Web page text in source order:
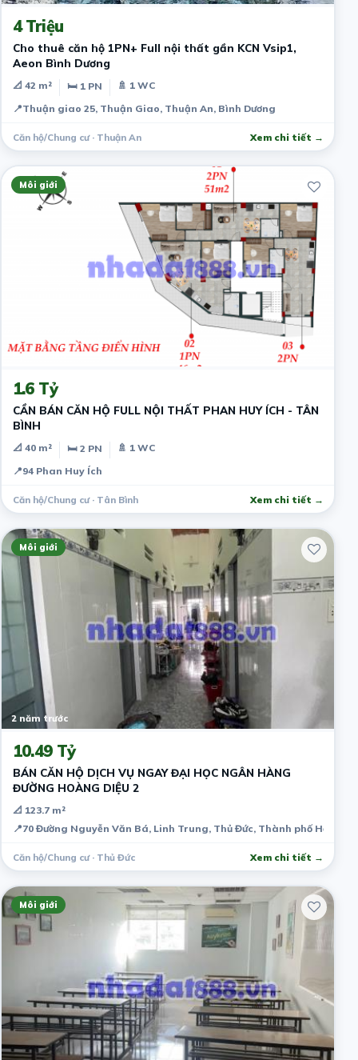
4 Triệu
Cho thuê căn hộ 1PN+ Full nội thất gần KCN Vsip1,
Aeon Bình Dương
📐 42 m² 🛏 1 PN
🚿 1 WC
📍Thuận giao 25, Thuận Giao, Thuận An, Bình Dương
Căn hộ/Chung cư · Thuận An Xem chi tiết →
Môi giới
2 năm trước
1.6 Tỷ
CẦN BÁN CĂN HỘ FULL NỘI THẤT PHAN HUY ÍCH - TÂN
BÌNH
📐 40 m² 🛏 2 PN
🚿 1 WC
📍94 Phan Huy Ích
Căn hộ/Chung cư · Tân Bình Xem chi tiết →
Môi giới
2 năm trước
10.49 Tỷ
BÁN CĂN HỘ DỊCH VỤ NGAY ĐẠI HỌC NGÂN HÀNG
ĐƯỜNG HOÀNG DIỆU 2
📐 123.7 m²
📍70 Đường Nguyễn Văn Bá, Linh Trung, Thủ Đức, Thành phố Hồ Chí
Căn hộ/Chung cư · Thủ Đức Xem chi tiết →
Môi giới